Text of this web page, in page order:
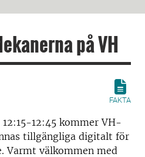
på VH
FAKTA
12:15-12:45 kommer VH-
tillgängliga digitalt för
Varmt välkommen med